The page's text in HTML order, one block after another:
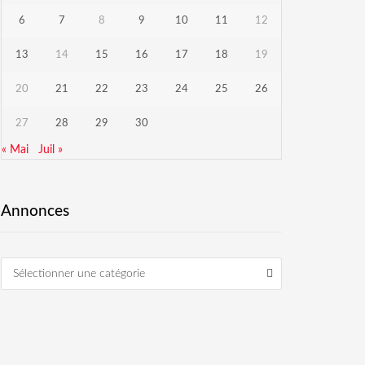
6 7 8 9 10 11 12
13 14 15 16 17 18 19
20 21 22 23 24 25 26
27 28 29 30
« Mai Juil »
Annonces
Sélectionner une catégorie